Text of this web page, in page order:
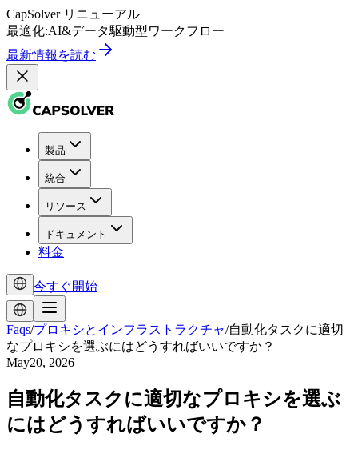
CapSolver リニューアル
最適化:AI&データ駆動型ワークフロー
最新情報を読む
製品
統合
リソース
ドキュメント
料金
今すぐ開始
Faqs/プロキシとインフラストラクチャ/自動化タスクに適切
なプロキシを選ぶにはどうすればいいですか？
May20, 2026
自動化タスクに適切なプロキシを選ぶ
にはどうすればいいですか？